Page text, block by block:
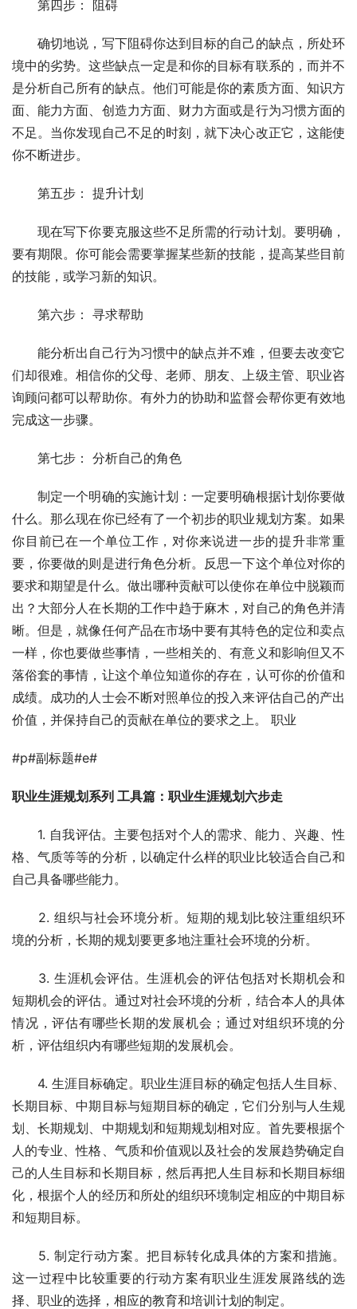
第四步： 阻碍
确切地说，写下阻碍你达到目标的自己的缺点，所处环
境中的劣势。这些缺点一定是和你的目标有联系的，而并不
是分析自己所有的缺点。他们可能是你的素质方面、知识方
面、能力方面、创造力方面、财力方面或是行为习惯方面的
不足。当你发现自己不足的时刻，就下决心改正它，这能使
你不断进步。
第五步： 提升计划
现在写下你要克服这些不足所需的行动计划。要明确，
要有期限。你可能会需要掌握某些新的技能，提高某些目前
的技能，或学习新的知识。
第六步： 寻求帮助
能分析出自己行为习惯中的缺点并不难，但要去改变它
们却很难。相信你的父母、老师、朋友、上级主管、职业咨
询顾问都可以帮助你。有外力的协助和监督会帮你更有效地
完成这一步骤。
第七步： 分析自己的角色
制定一个明确的实施计划：一定要明确根据计划你要做
什么。那么现在你已经有了一个初步的职业规划方案。如果
你目前已在一个单位工作，对你来说进一步的提升非常重
要，你要做的则是进行角色分析。反思一下这个单位对你的
要求和期望是什么。做出哪种贡献可以使你在单位中脱颖而
出？大部分人在长期的工作中趋于麻木，对自己的角色并清
晰。但是，就像任何产品在市场中要有其特色的定位和卖点
一样，你也要做些事情，一些相关的、有意义和影响但又不
落俗套的事情，让这个单位知道你的存在，认可你的价值和
成绩。成功的人士会不断对照单位的投入来评估自己的产出
价值，并保持自己的贡献在单位的要求之上。 职业
#p#副标题#e#
职业生涯规划系列 工具篇：职业生涯规划六步走
1. 自我评估。主要包括对个人的需求、能力、兴趣、性
格、气质等等的分析，以确定什么样的职业比较适合自己和
自己具备哪些能力。
2. 组织与社会环境分析。短期的规划比较注重组织环
境的分析，长期的规划要更多地注重社会环境的分析。
3. 生涯机会评估。生涯机会的评估包括对长期机会和
短期机会的评估。通过对社会环境的分析，结合本人的具体
情况，评估有哪些长期的发展机会；通过对组织环境的分
析，评估组织内有哪些短期的发展机会。
4. 生涯目标确定。职业生涯目标的确定包括人生目标、
长期目标、中期目标与短期目标的确定，它们分别与人生规
划、长期规划、中期规划和短期规划相对应。首先要根据个
人的专业、性格、气质和价值观以及社会的发展趋势确定自
己的人生目标和长期目标，然后再把人生目标和长期目标细
化，根据个人的经历和所处的组织环境制定相应的中期目标
和短期目标。
5. 制定行动方案。把目标转化成具体的方案和措施。
这一过程中比较重要的行动方案有职业生涯发展路线的选
择、职业的选择，相应的教育和培训计划的制定。